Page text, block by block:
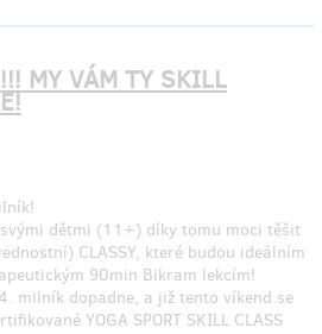
MY VÁM TY SKILL
dětmi (11+) díky tomu moci těšit
CLASSY, které budou ideálním
90min Bikram lekcím!
milník dopadne, a již tento víkend se
YOGA SPORT SKILL CLASS